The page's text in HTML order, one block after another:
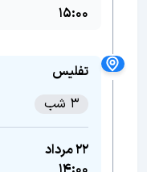
15:00
تفلیس
3 شب
22 مرداد